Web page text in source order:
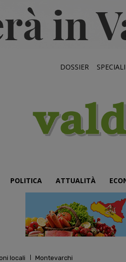
DOSSIER SPECIALI
POLITICA ATTUALITÀ
locali Montevarchi